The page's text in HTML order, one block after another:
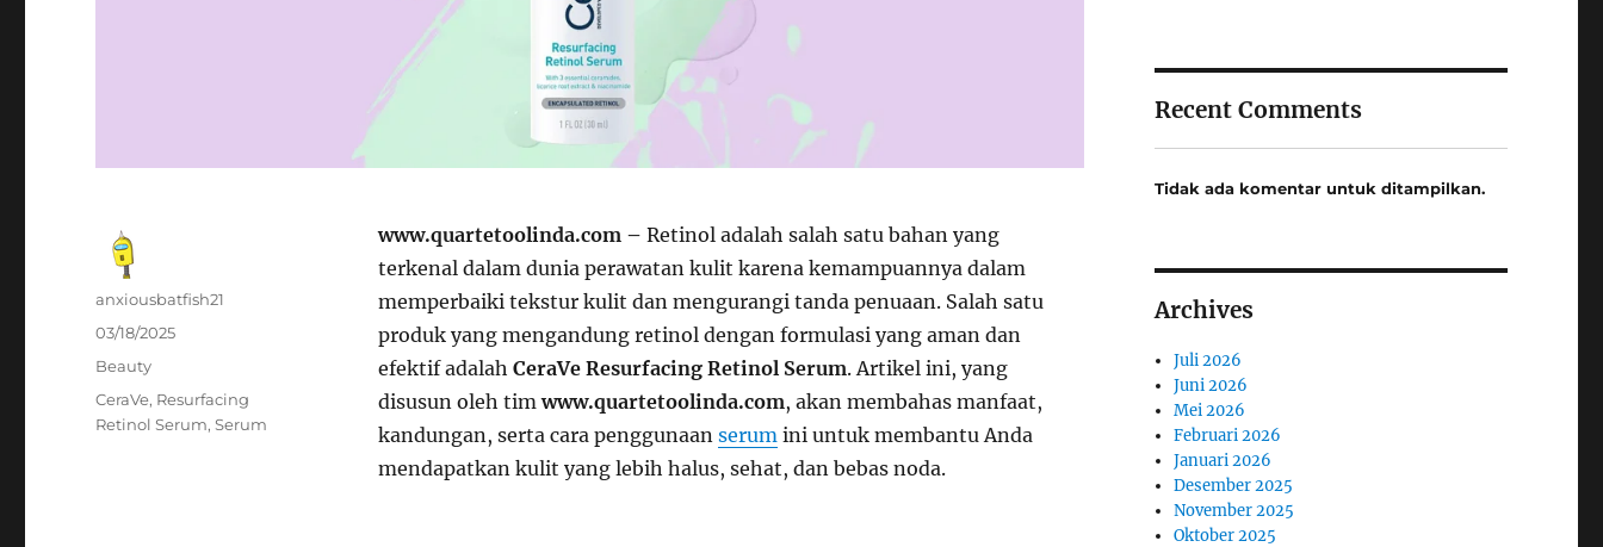
www.quartetoolinda.com – Retinol adalah salah satu bahan yang
terkenal dalam dunia perawatan kulit karena kemampuannya dalam
memperbaiki tekstur kulit dan mengurangi tanda penuaan. Salah satu
produk yang mengandung retinol dengan formulasi yang aman dan
efektif adalah CeraVe Resurfacing Retinol Serum. Artikel ini, yang
disusun oleh timwww.quartetoolinda.com, akan membahas manfaat,
kandungan, serta cara penggunaan serum ini untuk membantu Anda
mendapatkan kulit yang lebih halus, sehat, dan bebas noda.
Author
anxiousbatfish21
Posted
03/18/2025
Categories
Beauty
Tags
CeraVe, Resurfacing
Retinol Serum,Serum
Recent Comments
Tidak ada komentar untuk ditampilkan.
Archives
Juli 2026
Juni 2026
Mei 2026
Februari 2026
Januari 2026
Desember 2025
November 2025
Oktober 2025